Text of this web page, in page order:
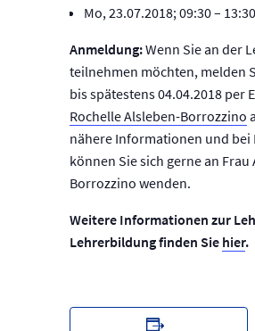
Mo, 23.07.2018; 09:30 –
Anmeldung:Wenn Sie an der
teilnehmen möchten, melden
bis spätestens 04.04.2018 per
Rochelle Alsleben-Borrozzino
nähere Informationen und bei
können Sie sich gerne an Frau
Borrozzino wenden.
Weitere Informationen zur
Lehrerbildung finden Sie hier.